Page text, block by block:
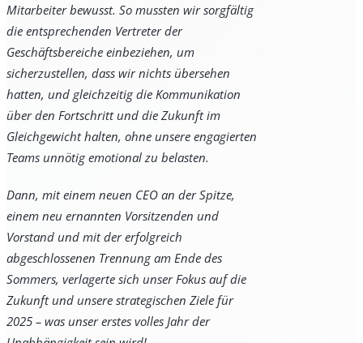
Mitarbeiter bewusst. So mussten wir sorgfältig
die entsprechenden Vertreter der
Geschäftsbereiche einbeziehen, um
sicherzustellen, dass wir nichts übersehen
hatten, und gleichzeitig die Kommunikation
über den Fortschritt und die Zukunft im
Gleichgewicht halten, ohne unsere engagierten
Teams unnötig emotional zu belasten.
Dann, mit einem neuen CEO an der Spitze,
einem neu ernannten Vorsitzenden und
Vorstand und mit der erfolgreich
abgeschlossenen Trennung am Ende des
Sommers, verlagerte sich unser Fokus auf die
Zukunft und unsere strategischen Ziele für
2025 – was unser erstes volles Jahr der